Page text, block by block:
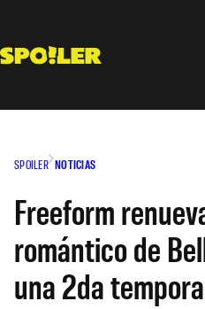
contenido
SPOILER NOTICIAS
Freeform
romántico de
una 2da